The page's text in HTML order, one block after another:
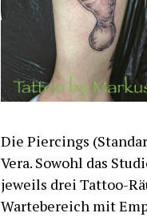
Die Piercings
Vera. Sowohl das
jeweils drei Tattoo-
Wartebereich mit